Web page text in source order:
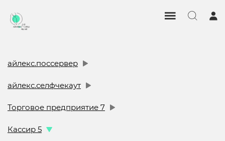
айлекс.поссервер
айлекс.селфчекаут
Торговое предприятие 7
Кассир 5